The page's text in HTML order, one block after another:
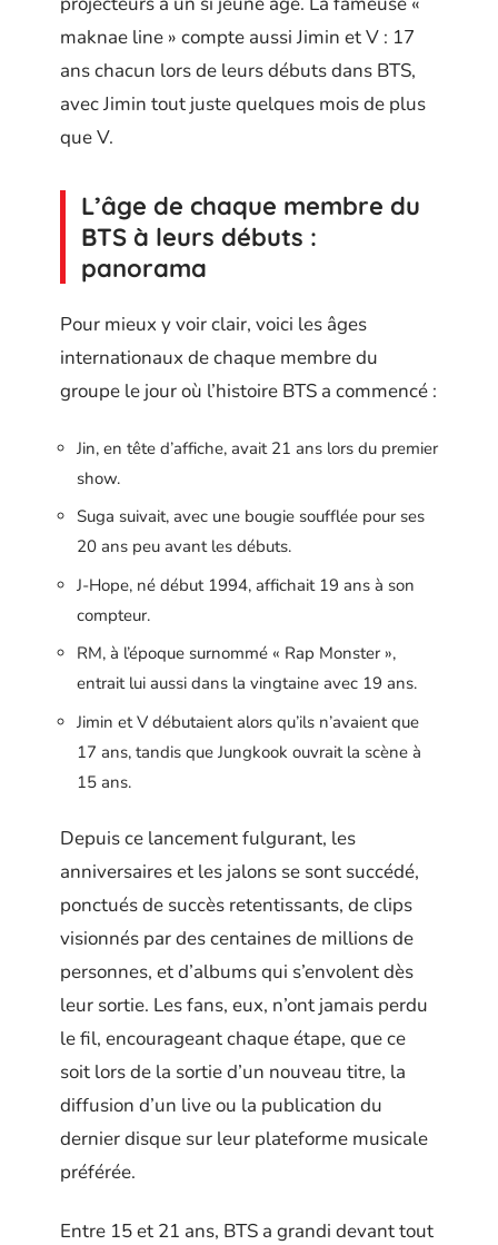
maknae line » compte aussi Jimin et V : 17
ans chacun lors de leurs débuts dans BTS,
avec Jimin tout juste quelques mois de plus
que V.
L’âge de chaque membre du
BTS à leurs débuts :
panorama
Pour mieux y voir clair, voici les âges
internationaux de chaque membre du
groupe le jour où l’histoire BTS a commencé :
Jin, en tête d’affiche, avait 21 ans lors du premier
show.
Suga suivait, avec une bougie soufflée pour ses
20 ans peu avant les débuts.
J-Hope, né début 1994, affichait 19 ans à son
compteur.
RM, à l’époque surnommé « Rap Monster »,
entrait lui aussi dans la vingtaine avec 19 ans.
Jimin et V débutaient alors qu’ils n’avaient que
17 ans, tandis que Jungkook ouvrait la scène à
15 ans.
Depuis ce lancement fulgurant, les
anniversaires et les jalons se sont succédé,
ponctués de succès retentissants, de clips
visionnés par des centaines de millions de
personnes, et d’albums qui s’envolent dès
leur sortie. Les fans, eux, n’ont jamais perdu
le fil, encourageant chaque étape, que ce
soit lors de la sortie d’un nouveau titre, la
diffusion d’un live ou la publication du
dernier disque sur leur plateforme musicale
préférée.
Entre 15 et 21 ans, BTS a grandi devant tout